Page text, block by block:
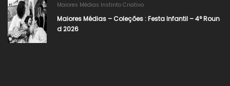
Maiores Médias Instinto Criativo
Maiores Médias – Coleções : Festa Infantil – 4° Roun
d 2026